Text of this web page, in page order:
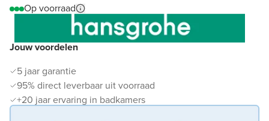
Jouw voordelen
5 jaar garantie
95% direct leverbaar uit voorraad
+20 jaar ervaring in badkamers
Op voorraad